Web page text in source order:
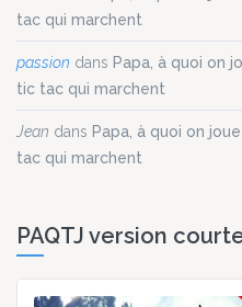
tac qui marchent
passion dans Papa, à quoi on
tic tac qui marchent
Jean dans Papa, à quoi on
tac qui marchent
PAQTJ version